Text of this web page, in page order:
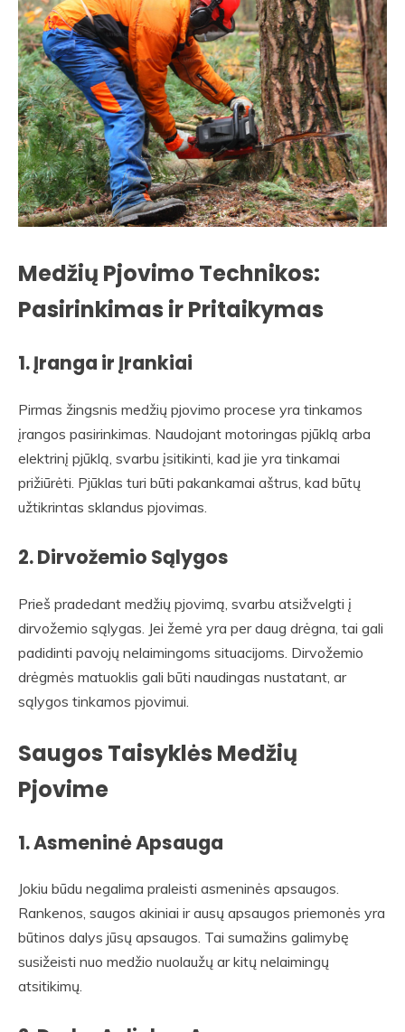
Medžių Pjovimo Technikos:
Pasirinkimas ir Pritaikymas
1.Įranga ir Įrankiai
Pirmas žingsnis medžių pjovimo procese yra tinkamos
įrangos pasirinkimas. Naudojant motoringas pjūklą arba
elektrinį pjūklą, svarbu įsitikinti, kad jie yra tinkamai
prižiūrėti. Pjūklas turi būti pakankamai aštrus, kad būtų
užtikrintas sklandus pjovimas.
2.Dirvožemio Sąlygos
Prieš pradedant medžių pjovimą, svarbu atsižvelgti į
dirvožemio sąlygas. Jei žemė yra per daug drėgna, tai gali
padidinti pavojų nelaimingoms situacijoms. Dirvožemio
drėgmės matuoklis gali būti naudingas nustatant, ar
sąlygos tinkamos pjovimui.
Saugos Taisyklės Medžių
Pjovime
1.Asmeninė Apsauga
Jokiu būdu negalima praleisti asmeninės apsaugos.
Rankenos, saugos akiniai ir ausų apsaugos priemonės yra
būtinos dalys jūsų apsaugos. Tai sumažins galimybę
susižeisti nuo medžio nuolaužų ar kitų nelaimingų
atsitikimų.